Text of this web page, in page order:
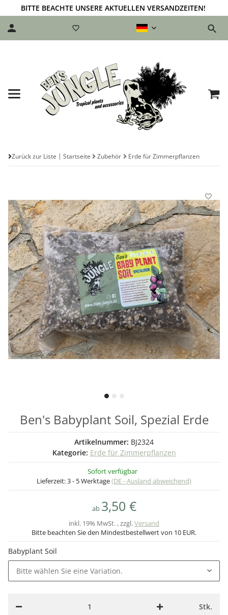
BITTE BEACHTE UNSERE AKTUELLEN VERSANDZEITEN!
Zurück zur Liste Startseite Zubehör Erde für Zimmerpflanzen
Ben's Babyplant Soil, Spezial Erde
Artikelnummer: BJ2324
Kategorie: Erde für Zimmerpflanzen
Sofort verfügbar
Lieferzeit:3 - 5 Werktage(DE - Ausland abweichend)
ab 3,50 €
inkl. 19% MwSt. , zzgl.Versand
Bitte beachten Sie den Mindestbestellwert von 10 EUR.
Babyplant Soil
Bitte wählen Sie eine Variation.
Stk.